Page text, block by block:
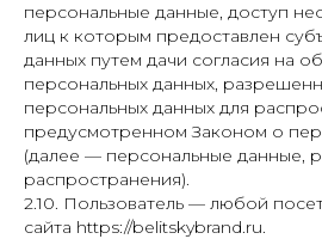
персональные данные, доступ
лиц к которым предоставлен
данных путем дачи согласия на
персональных данных,
персональных данных для
предусмотренном Законом о
(далее — персональные данные,
распространения).
2.10. Пользователь — любой
сайта https://belitskybrand.ru.